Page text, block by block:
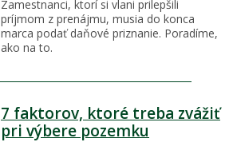
Zamestnanci, ktorí si vlani prilepšili
príjmom z prenájmu, musia do konca
marca podať daňové priznanie. Poradíme,
ako na to.
7 faktorov, ktoré treba zvážiť
pri výbere pozemku